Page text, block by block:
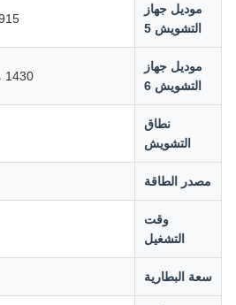
موديل جهاز
التشويش 5
915 ميجاهرتز ~ 928 ميجاهرتز
موديل جهاز
التشويش 6
1430 ميجاهرتز ~ 1440 ميجاهرتز
نطاق
التشويش
مصدر الطاقة
وقت
التشغيل
سعة البطارية